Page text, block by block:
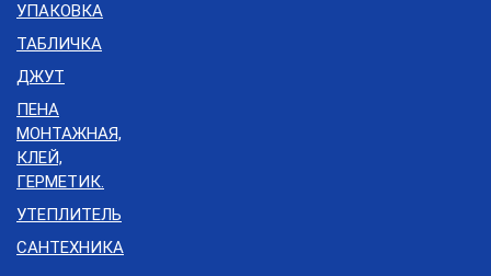
УПАКОВКА
ТАБЛИЧКА
ДЖУТ
ПЕНА
МОНТАЖНАЯ,
КЛЕЙ,
ГЕРМЕТИК.
УТЕПЛИТЕЛЬ
САНТЕХНИКА